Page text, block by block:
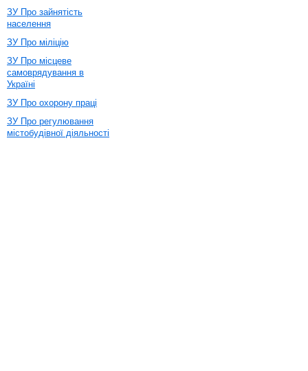
ЗУ Про зайнятість
населення
ЗУ Про міліцію
ЗУ Про місцеве
самоврядування в
Україні
ЗУ Про охорону праці
ЗУ Про регулювання
містобудівної діяльності